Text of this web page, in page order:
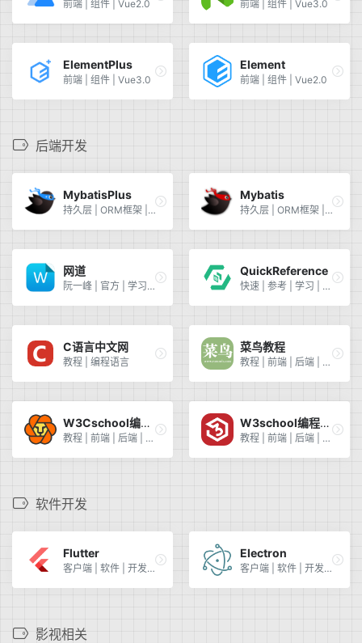
前端 | 组件 | Vue2.0 前端 | 组件 | Vue3.0
ElementPlus
前端 | 组件 | Vue3.0
Element
前端 | 组件 | Vue2.0
后端开发
MybatisPlus
持久层 | ORM框架 | 数据库 | 框架
Mybatis
持久层 | ORM框架 | 数据库 | 框架
网道
阮一峰 | 官方 | 学习教程
QuickReference
快速 | 参考 | 学习 | 语法
C语言中文网
教程 | 编程语言
菜鸟教程
教程 | 前端 | 后端 | 编程语言
W3Cschool编程教程
教程 | 前端 | 后端 | 编程语言
W3school编程教程
教程 | 前端 | 后端 | 编程语言
软件开发
Flutter
客户端 | 软件 | 开发 | 官方教程
Electron
客户端 | 软件 | 开发 | 官方教程
影视相关